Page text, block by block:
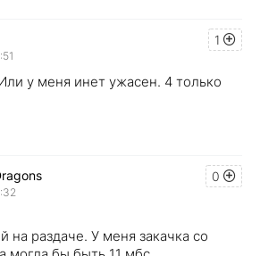
1
у меня инет ужасен. 4 только
0
на раздаче. У меня закачка со